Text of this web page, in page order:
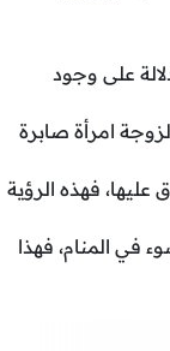
على وجود
امرأة صابرة
فهذه الرؤية
في المنام، فهذا